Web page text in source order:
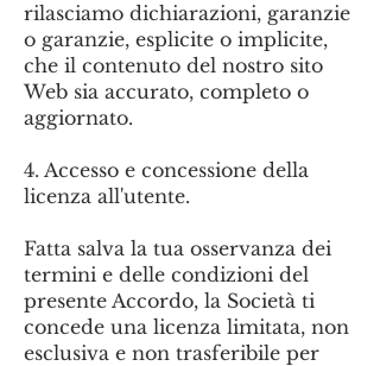
rilasciamo dichiarazioni, garanzie
o garanzie, esplicite o implicite,
che il contenuto del nostro sito
Web sia accurato, completo o
aggiornato.
4. Accesso e concessione della
licenza all'utente.
Fatta salva la tua osservanza dei
termini e delle condizioni del
presente Accordo, la Società ti
concede una licenza limitata, non
esclusiva e non trasferibile per